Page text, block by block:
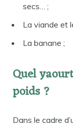
secs… ;
La viande et
La banane ;
Quel
poids ?
Dans le cadre